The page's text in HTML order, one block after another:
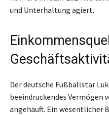
und Unterhaltung agiert.
Der deutsche Fußballstar
beeindruckendes Vermögen
angehäuft. Ein wesentlicher